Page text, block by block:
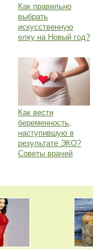
Как правильно
выбрать
искусственную
елку на Новый год?
Как вести
беременность,
наступившую в
результате ЭКО?
Советы врачей